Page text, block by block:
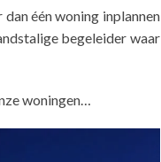
één woning inplannen
begeleider waar
woningen…